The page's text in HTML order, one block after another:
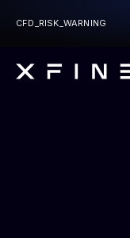
CFD_RISK_WARNING